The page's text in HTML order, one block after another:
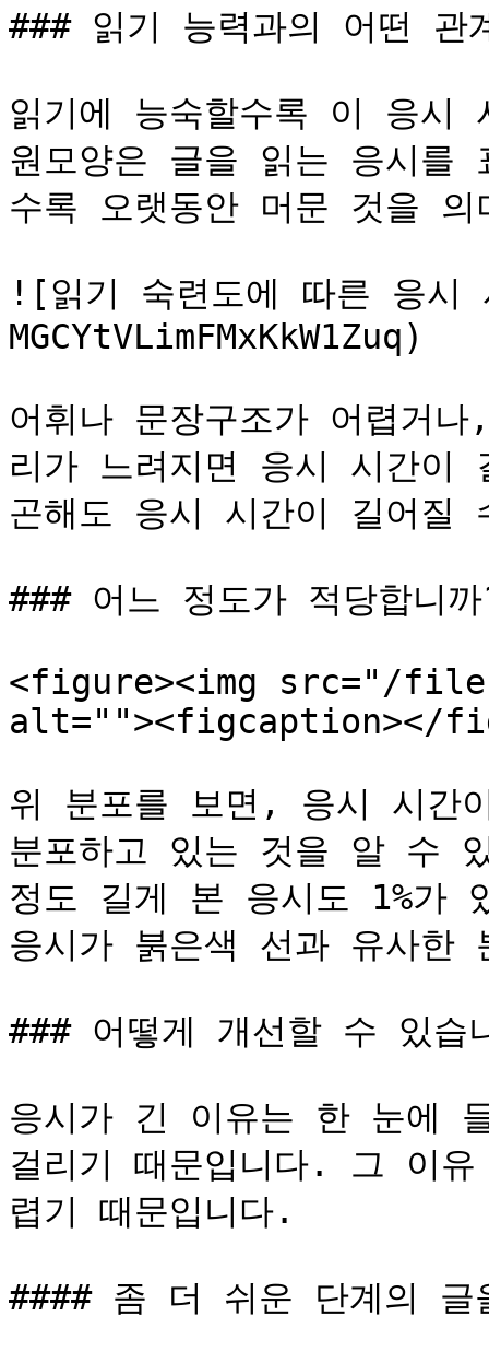
### 읽기 능력과의 어떤 관
읽기에 능숙할수록 이 응시
원모양은 글을 읽는 응시
수록 오랫동안 머문 것을 의
![읽기 숙련도에 따른 응
MGCYtVLimFMxKkW1Zuq)
어휘나 문장구조가 어렵거
리가 느려지면 응시 시간이
곤해도 응시 시간이 길어질
### 어느 정도가 적당합니
<figure><img src="/
alt=""><figcaption></
위 분포를 보면, 응시 시간
분포하고 있는 것을 알 수
정도 길게 본 응시도 1%가
응시가 붉은색 선과 유사한
### 어떻게 개선할 수 있습
응시가 긴 이유는 한 눈에
걸리기 때문입니다. 그 이
렵기 때문입니다.
#### 좀 더 쉬운 단계의 글